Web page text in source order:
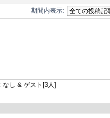
期間内表示:
なし & ゲスト[3人]